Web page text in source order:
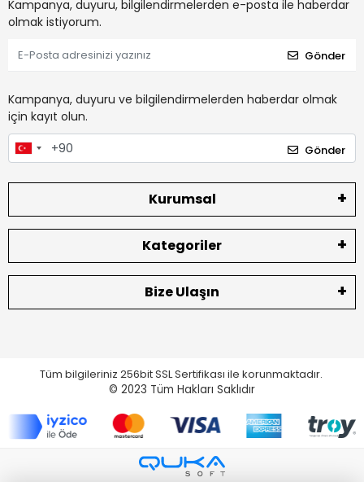
Kampanya, duyuru, bilgilendirmelerden e-posta ile haberdar
olmak istiyorum.
Gönder
Kampanya, duyuru ve bilgilendirmelerden haberdar olmak
için kayıt olun.
Gönder
Kurumsal
Kategoriler
Bize Ulaşın
Tüm bilgileriniz 256bit SSL Sertifikası ile korunmaktadır.
© 2023 Tüm Hakları Saklıdır